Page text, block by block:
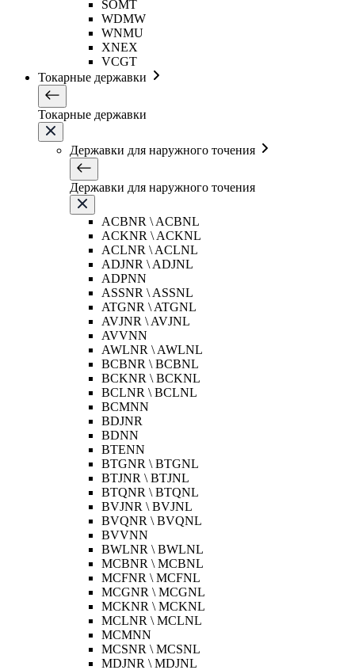
SOMT
WDMW
WNMU
XNEX
VCGT
Токарные державки
Токарные державки
Державки для наружного точения
Державки для наружного точения
ACBNR \ ACBNL
ACKNR \ ACKNL
ACLNR \ ACLNL
ADJNR \ ADJNL
ADPNN
ASSNR \ ASSNL
ATGNR \ ATGNL
AVJNR \ AVJNL
AVVNN
AWLNR \ AWLNL
BCBNR \ BCBNL
BCKNR \ BCKNL
BCLNR \ BCLNL
BCMNN
BDJNR
BDNN
BTENN
BTGNR \ BTGNL
BTJNR \ BTJNL
BTQNR \ BTQNL
BVJNR \ BVJNL
BVQNR \ BVQNL
BVVNN
BWLNR \ BWLNL
MCBNR \ MCBNL
MCFNR \ MCFNL
MCGNR \ MCGNL
MCKNR \ MCKNL
MCLNR \ MCLNL
MCMNN
MCSNR \ MCSNL
MDJNR \ MDJNL